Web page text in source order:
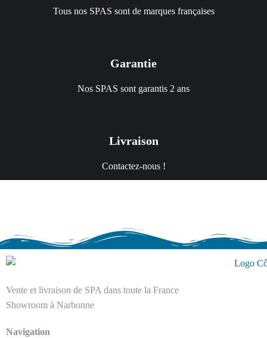
Tous nos SPAS sont de marques françaises
Garantie
Nos SPAS sont garantis 2 ans
Livraison
Contactez-nous !
Vente et livraison de SPA dans toute la France
Showroom à Narbonne
Navigation